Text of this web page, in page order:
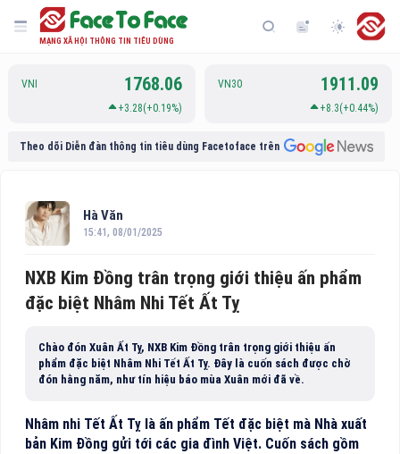
MẠNG XÃ HỘI THÔNG TIN TIÊU DÙNG
VNI 1768.06
+3.28(+0.19%)
VN30 1911.09
+8.3(+0.44%)
Theo dõi Diễn đàn thông tin tiêu dùng Facetoface trên
Hà Văn
15:41, 08/01/2025
NXB Kim Đồng trân trọng giới thiệu ấn phẩm
đặc biệt Nhâm Nhi Tết Ất Tỵ
Chào đón Xuân Ất Tỵ, NXB Kim Đồng trân trọng giới thiệu ấn
phẩm đặc biệt Nhâm Nhi Tết Ất Tỵ. Đây là cuốn sách được chờ
đón hằng năm, như tín hiệu báo mùa Xuân mới đã về.
Nhâm nhi Tết Ất Tỵ là ấn phẩm Tết đặc biệt mà Nhà xuất
bản Kim Đồng gửi tới các gia đình Việt. Cuốn sách gồm